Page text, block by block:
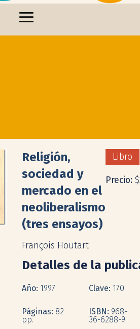
Religión,
sociedad y
mercado en el
neoliberalismo
(tres ensayos)
François Houtart
Libro
Precio:
Detalles de la
Año: 1997
Páginas: 82
pp.
Clave: 170
ISBN: 968-
36-6288-9